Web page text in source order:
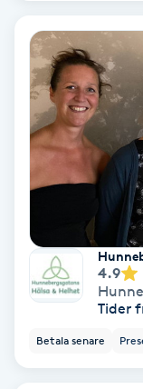
Lashlift Keratin
LED-ljusterapi
Liktornar
LPG
LPG-behandling
LPG-massage
Luggklippning
4.9
Tider
Betala senare